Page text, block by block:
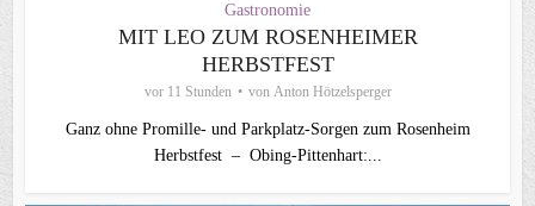
Gastronomie
MIT LEO ZUM ROSENHEIMER
HERBSTFEST
vor 11 Stunden von Anton Hötzelsperger
Ganz ohne Promille- und Parkplatz-Sorgen zum Rosenheim
Herbstfest – Obing-Pittenhart:...